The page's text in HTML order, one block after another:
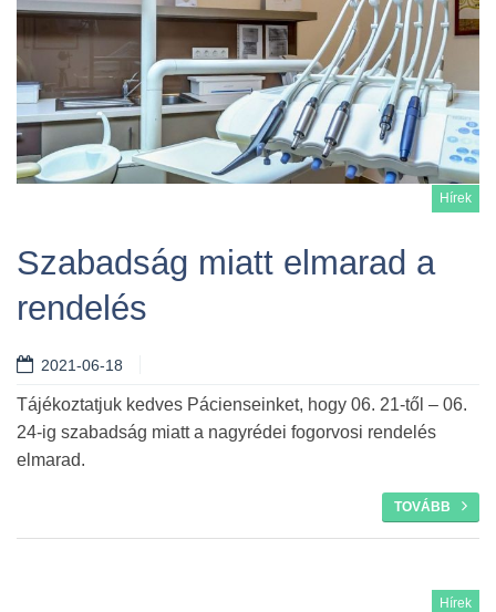
Hírek
Szabadság miatt elmarad a
rendelés
2021-06-18
Tájékoztatjuk kedves Pácienseinket, hogy 06. 21-től – 06.
24-ig szabadság miatt a nagyrédei fogorvosi rendelés
elmarad.
TOVÁBB
Hírek